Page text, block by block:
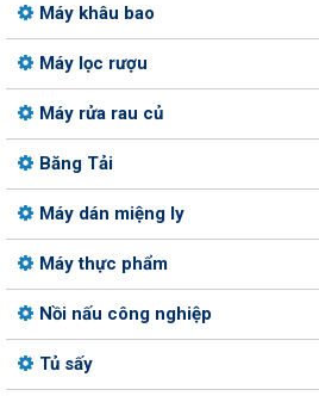
Máy khâu bao
Máy lọc rượu
Máy rửa rau củ
Băng Tải
Máy dán miệng ly
Máy thực phẩm
Nồi nấu công nghiệp
Tủ sấy